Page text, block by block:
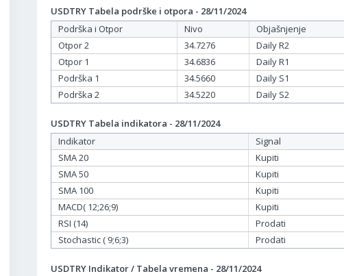
USDTRY Tabela podrške i otpora - 28/11/2024
Podrška i Otpor
Nivo
Objašnjenje
Otpor 2
34.7276
Daily R2
Otpor 1
34.6836
Daily R1
Podrška 1
34.5660
Daily S1
Podrška 2
34.5220 Daily S2
USDTRY Tabela indikatora - 28/11/2024
Indikator
Signal
SMA 20
Kupiti
SMA 50
Kupiti
SMA 100
Kupiti
MACD( 12;26;9)
Kupiti
RSI (14)
Prodati
Stochastic ( 9;6;3)
Prodati
USDTRY Indikator / Tabela vremena - 28/11/2024